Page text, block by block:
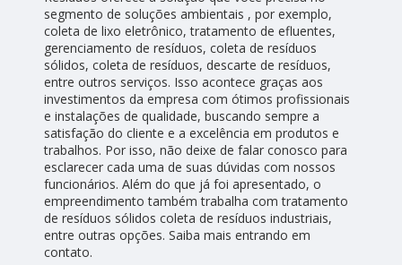
segmento de soluções ambientais , por exemplo,
coleta de lixo eletrônico, tratamento de efluentes,
gerenciamento de resíduos, coleta de resíduos
sólidos, coleta de resíduos, descarte de resíduos,
entre outros serviços. Isso acontece graças aos
investimentos da empresa com ótimos profissionais
e instalações de qualidade, buscando sempre a
satisfação do cliente e a excelência em produtos e
trabalhos. Por isso, não deixe de falar conosco para
esclarecer cada uma de suas dúvidas com nossos
funcionários. Além do que já foi apresentado, o
empreendimento também trabalha com tratamento
de resíduos sólidos coleta de resíduos industriais,
entre outras opções. Saiba mais entrando em
contato.